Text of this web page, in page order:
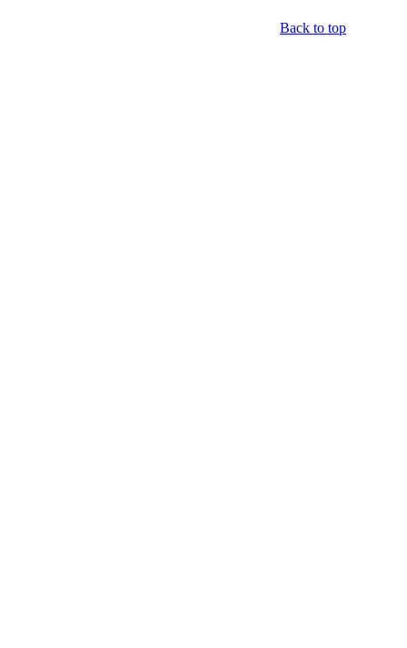
Back to top